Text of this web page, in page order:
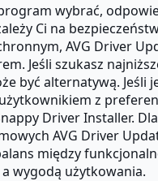
wybrać,
Ci na
AVG Driver
Jeśli szukasz
być alternatywą. Jeśli
z
Driver Installer.
AVG Driver
między
wygodą użytkowania.